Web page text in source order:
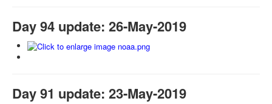
Day 94 update: 26-May-2019
Day 91 update: 23-May-2019